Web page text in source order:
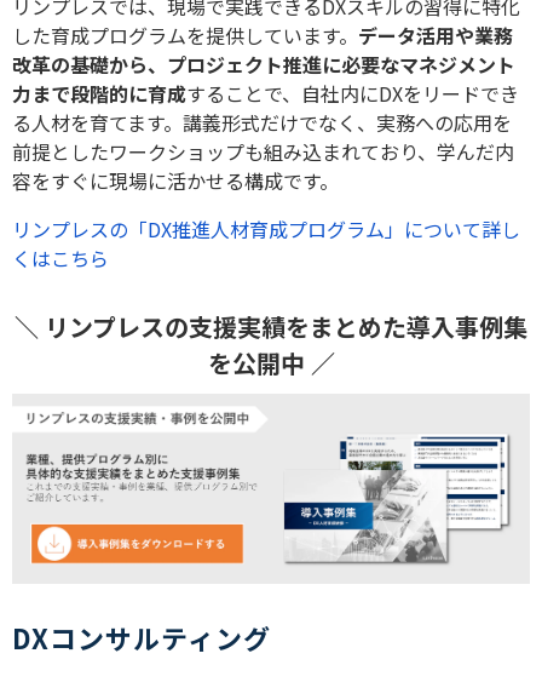
リンプレスでは、現場で実践できるDXスキルの習得に特化
した育成プログラムを提供しています。 データ活用や業務
改革の基礎から、プロジェクト推進に必要なマネジメント
力まで段階的に育成することで、自社内にDXをリードでき
る人材を育てます。講義形式だけでなく、実務への応用を
前提としたワークショップも組み込まれており、学んだ内
容をすぐに現場に活かせる構成です。
リンプレスの「DX推進人材育成プログラム」について詳し
くはこちら
＼ リンプレスの支援実績をまとめた導入事例集
を公開中 ／
DXコンサルティング